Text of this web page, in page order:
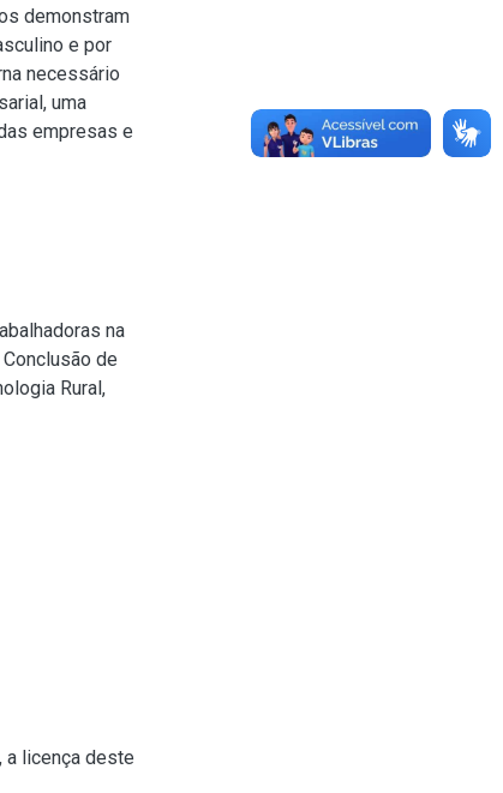
demonstram
e por
necessário
uma
empresas e
na
de
Rural,
a licença deste